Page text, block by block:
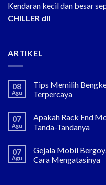
Kendaran kecil dan besar
CHILLER dll
ARTIKEL
08
Agu
Tips Memilih
Terpercaya
07
Agu
Apakah Rack End
Tanda-Tandanya
07
Agu
Gejala Mobil
Cara Mengatasinya